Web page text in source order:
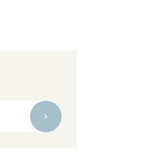
>